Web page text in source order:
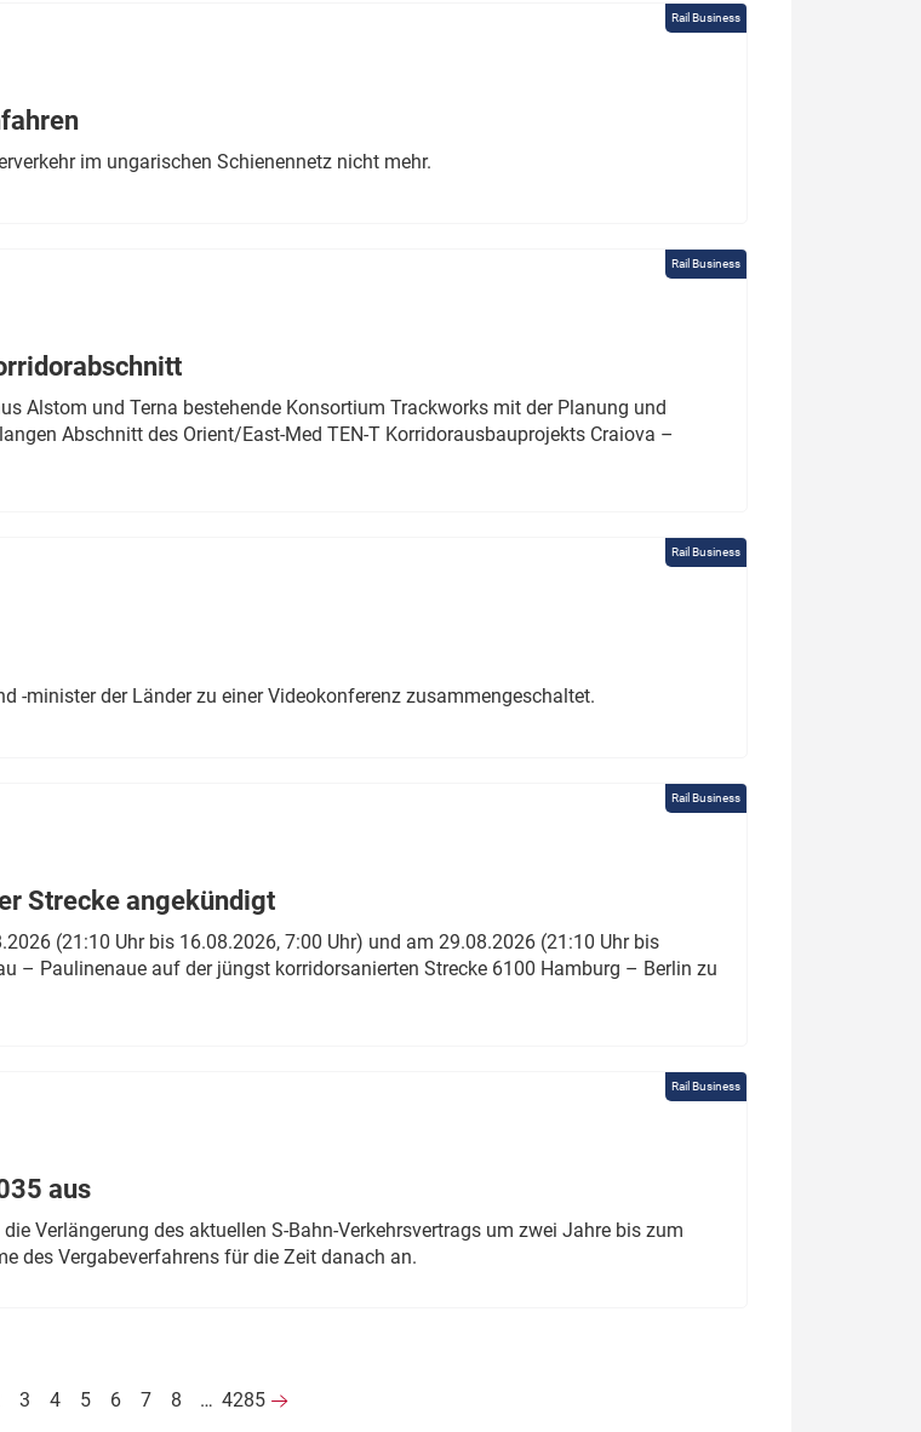
Rail Business
im ungarischen Schienennetz nicht mehr.
Rail Business
Alstom und Terna bestehende Konsortium Trackworks mit der Planung und
Abschnitt des Orient/East-Med TEN-T Korridorausbauprojekts Craiova –
Rail Business
-minister der Länder zu einer Videokonferenz zusammengeschaltet.
Rail Business
Strecke angekündigt
(21:10 Uhr bis 16.08.2026, 7:00 Uhr) und am 29.08.2026 (21:10 Uhr bis
– Paulinenaue auf der jüngst korridorsanierten Strecke 6100 Hamburg – Berlin zu
Rail Business
aus
Verlängerung des aktuellen S-Bahn-Verkehrsvertrags um zwei Jahre bis zum
des Vergabeverfahrens für die Zeit danach an.
3 4 5 6 7 8 … 4285